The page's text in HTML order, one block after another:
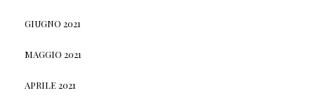
GIUGNO 2021
MAGGIO 2021
APRILE 2021